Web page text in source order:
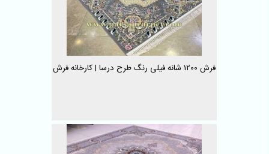
فرش 1200 شانه فیلی رنگ طرح درسا | کارخانه فرش